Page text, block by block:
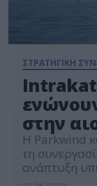
ΣΤΡΑΤΗΓΙΚΗ
στην
Η Parkwind
τη
ανάπτυξη